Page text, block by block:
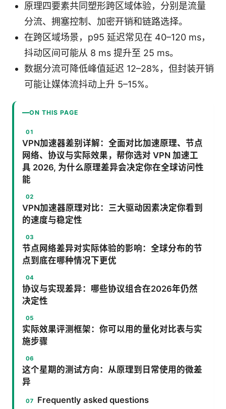
原理四要素共同塑形跨区域体验，分别是流量
分流、拥塞控制、加密开销和链路选择。
在跨区域场景，p95 延迟常见在 40–120 ms，
抖动区间可能从 8 ms 提升至 25 ms。
数据分流可降低峰值延迟 12–28%，但封装开销
可能让媒体流抖动上升 5–15%。
ON THIS PAGE
VPN加速器差别详解：全面对比加速原理、节点
网络、协议与实际效果，帮你选对 VPN 加速工
具 2026, 为什么原理差异会决定你在全球访问性
能
VPN加速器原理对比：三大驱动因素决定你看到
的速度与稳定性
节点网络差异对实际体验的影响：全球分布的节
点到底在哪种情况下更优
协议与实现差异：哪些协议组合在2026年仍然
决定性
实际效果评测框架：你可以用的量化对比表与实
施步骤
这个星期的测试方向：从原理到日常使用的微差
异
Frequently asked questions